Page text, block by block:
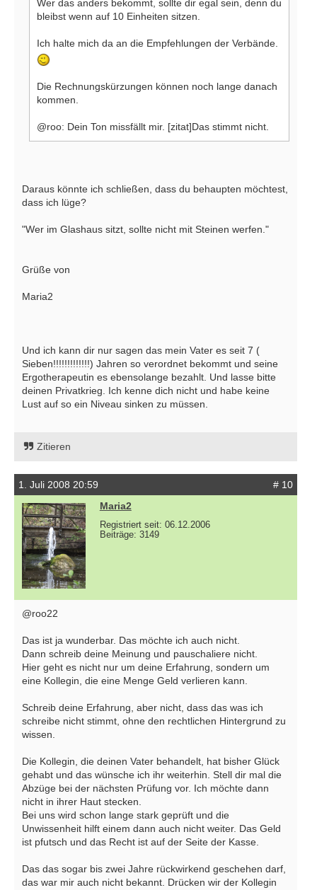
Wer das anders bekommt, sollte dir egal sein, denn du
bleibst wenn auf 10 Einheiten sitzen.
Ich halte mich da an die Empfehlungen der Verbände.
Die Rechnungskürzungen können noch lange danach
kommen.
@roo: Dein Ton missfällt mir. [zitat]Das stimmt nicht.
Daraus könnte ich schließen, dass du behaupten möchtest,
dass ich lüge?
"Wer im Glashaus sitzt, sollte nicht mit Steinen werfen."
Grüße von
Maria2
Und ich kann dir nur sagen das mein Vater es seit 7 (
Sieben!!!!!!!!!!!!!) Jahren so verordnet bekommt und seine
Ergotherapeutin es ebensolange bezahlt. Und lasse bitte
deinen Privatkrieg. Ich kenne dich nicht und habe keine
Lust auf so ein Niveau sinken zu müssen.
Zitieren
1. Juli 2008 20:59
# 10
Maria2
Registriert seit: 06.12.2006
Beiträge: 3149
@roo22
Das ist ja wunderbar. Das möchte ich auch nicht.
Dann schreib deine Meinung und pauschaliere nicht.
Hier geht es nicht nur um deine Erfahrung, sondern um
eine Kollegin, die eine Menge Geld verlieren kann.
Schreib deine Erfahrung, aber nicht, dass das was ich
schreibe nicht stimmt, ohne den rechtlichen Hintergrund zu
wissen.
Die Kollegin, die deinen Vater behandelt, hat bisher Glück
gehabt und das wünsche ich ihr weiterhin. Stell dir mal die
Abzüge bei der nächsten Prüfung vor. Ich möchte dann
nicht in ihrer Haut stecken.
Bei uns wird schon lange stark geprüft und die
Unwissenheit hilft einem dann auch nicht weiter. Das Geld
ist pfutsch und das Recht ist auf der Seite der Kasse.
Das das sogar bis zwei Jahre rückwirkend geschehen darf,
das war mir auch nicht bekannt. Drücken wir der Kollegin